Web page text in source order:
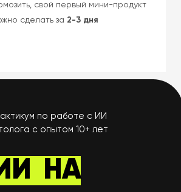
свой первый мини-продукт
сделать за 2-3 дня
по работе с ИИ
с опытом 10+ лет
НА